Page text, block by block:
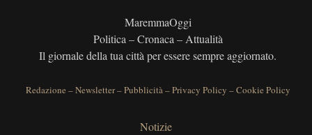
MaremmaOggi
Politica – Cronaca – Attualità
Il giornale della tua città per essere sempre aggiornato.
Redazione –Newsletter–Pubblicità–Privacy Policy –Cookie Policy
Notizie